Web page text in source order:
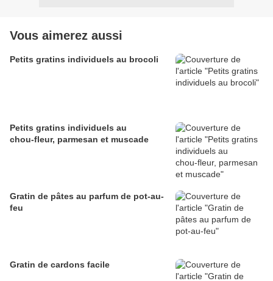
Vous aimerez aussi
Petits gratins individuels au brocoli
Petits gratins individuels au
chou‑fleur, parmesan et muscade
Gratin de pâtes au parfum de pot-au-
feu
Gratin de cardons facile